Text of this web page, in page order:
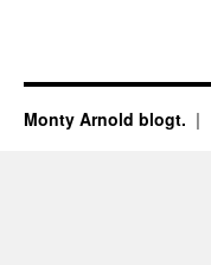
Monty Arnold blogt.